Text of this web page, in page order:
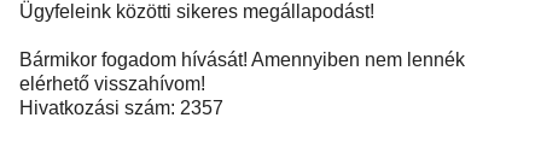
Ügyfeleink közötti sikeres megállapodást!
Bármikor fogadom hívását! Amennyiben nem lennék
elérhető visszahívom!
Hivatkozási szám: 2357